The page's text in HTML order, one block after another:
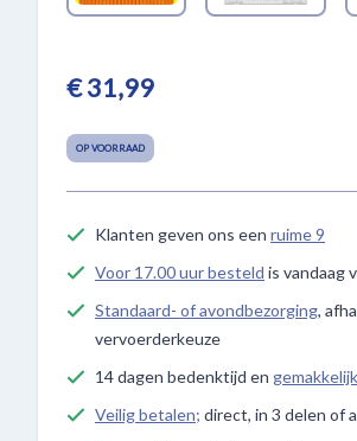
€ 31,99
OP VOORRAAD
Klanten geven ons een ruime 9
Voor 17.00 uur besteld is vandaag
Standaard- of avondbezorging,
vervoerderkeuze
14 dagen bedenktijd en
Veilig betalen; direct, in 3 delen of